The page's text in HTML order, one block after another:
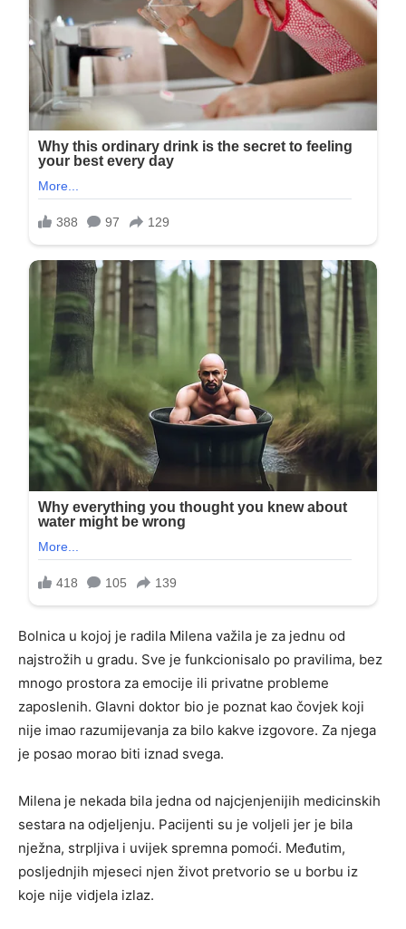
Bolnica u kojoj je radila Milena važila je za jednu od
najstrožih u gradu. Sve je funkcionisalo po pravilima, bez
mnogo prostora za emocije ili privatne probleme
zaposlenih. Glavni doktor bio je poznat kao čovjek koji
nije imao razumijevanja za bilo kakve izgovore. Za njega
je posao morao biti iznad svega.
Milena je nekada bila jedna od najcjenjenijih medicinskih
sestara na odjeljenju. Pacijenti su je voljeli jer je bila
nježna, strpljiva i uvijek spremna pomoći. Međutim,
posljednjih mjeseci njen život pretvorio se u borbu iz
koje nije vidjela izlaz.